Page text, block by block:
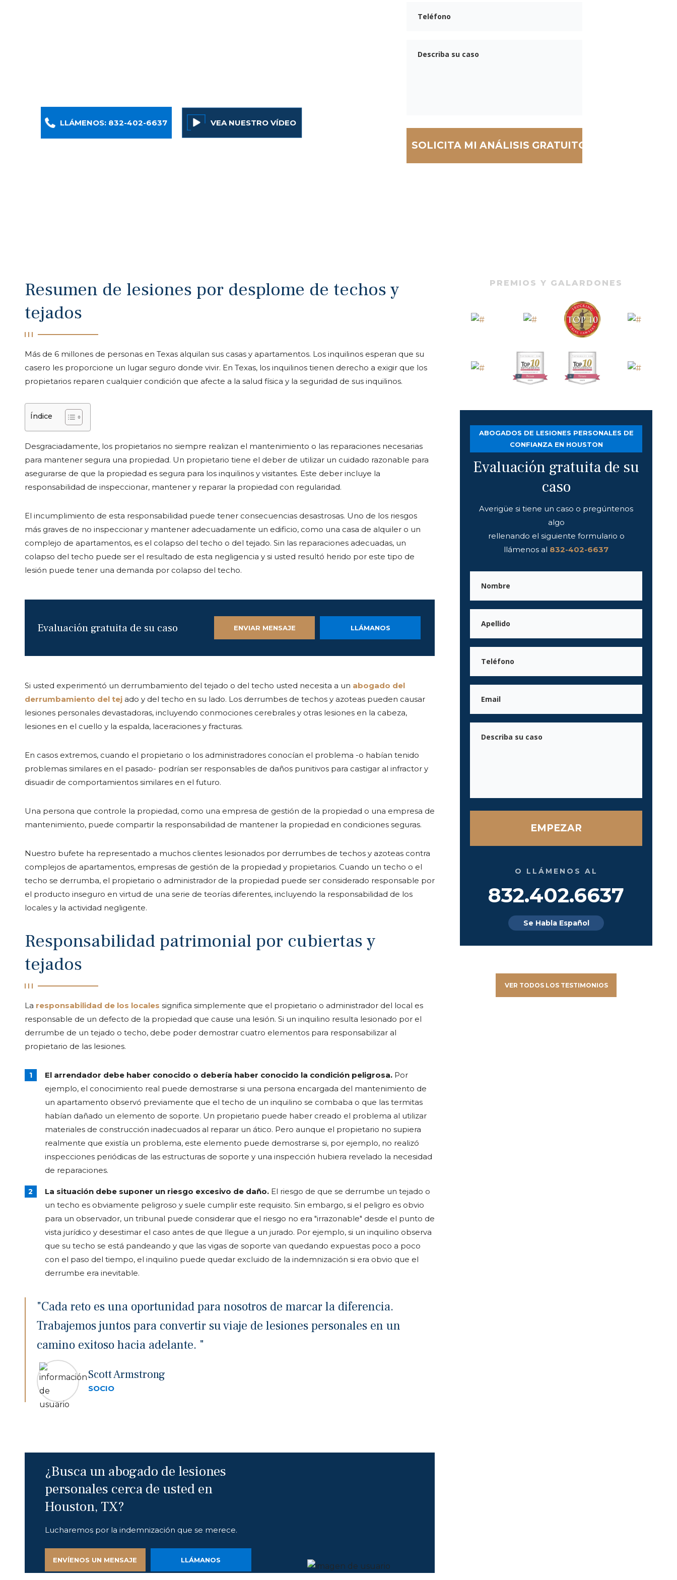
LLÁMENOS: 832-402-6637 VEA NUESTRO VÍDEO
Resumen de lesiones por desplome de techos y
tejados
Más de 6 millones de personas en Texas alquilan sus casas y apartamentos. Los inquilinos esperan que su
casero les proporcione un lugar seguro donde vivir. En Texas, los inquilinos tienen derecho a exigir que los
propietarios reparen cualquier condición que afecte a la salud física y la seguridad de sus inquilinos.
Índice
Desgraciadamente, los propietarios no siempre realizan el mantenimiento o las reparaciones necesarias
para mantener segura una propiedad. Un propietario tiene el deber de utilizar un cuidado razonable para
asegurarse de que la propiedad es segura para los inquilinos y visitantes. Este deber incluye la
responsabilidad de inspeccionar, mantener y reparar la propiedad con regularidad.
El incumplimiento de esta responsabilidad puede tener consecuencias desastrosas. Uno de los riesgos
más graves de no inspeccionar y mantener adecuadamente un edificio, como una casa de alquiler o un
complejo de apartamentos, es el colapso del techo o del tejado. Sin las reparaciones adecuadas, un
colapso del techo puede ser el resultado de esta negligencia y si usted resultó herido por este tipo de
lesión puede tener una demanda por colapso del techo.
Evaluación gratuita de su caso ENVIAR MENSAJE LLÁMANOS
Si usted experimentó un derrumbamiento del tejado o del techo usted necesita a un abogado del
derrumbamiento del tejado y del techo en su lado. Los derrumbes de techos y azoteas pueden causar
lesiones personales devastadoras, incluyendo conmociones cerebrales y otras lesiones en la cabeza,
lesiones en el cuello y la espalda, laceraciones y fracturas.
En casos extremos, cuando el propietario o los administradores conocían el problema -o habían tenido
problemas similares en el pasado- podrían ser responsables de daños punitivos para castigar al infractor y
disuadir de comportamientos similares en el futuro.
Una persona que controle la propiedad, como una empresa de gestión de la propiedad o una empresa de
mantenimiento, puede compartir la responsabilidad de mantener la propiedad en condiciones seguras.
Nuestro bufete ha representado a muchos clientes lesionados por derrumbes de techos y azoteas contra
complejos de apartamentos, empresas de gestión de la propiedad y propietarios. Cuando un techo o el
techo se derrumba, el propietario o administrador de la propiedad puede ser considerado responsable por
el producto inseguro en virtud de una serie de teorías diferentes, incluyendo la responsabilidad de los
locales y la actividad negligente.
Responsabilidad patrimonial por cubiertas y
tejados
La responsabilidad de los locales significa simplemente que el propietario o administrador del local es
responsable de un defecto de la propiedad que cause una lesión. Si un inquilino resulta lesionado por el
derrumbe de un tejado o techo, debe poder demostrar cuatro elementos para responsabilizar al
propietario de las lesiones.
El arrendador debe haber conocido o debería haber conocido la condición peligrosa.Por
ejemplo, el conocimiento real puede demostrarse si una persona encargada del mantenimiento de
un apartamento observó previamente que el techo de un inquilino se combaba o que las termitas
habían dañado un elemento de soporte. Un propietario puede haber creado el problema al utilizar
materiales de construcción inadecuados al reparar un ático. Pero aunque el propietario no supiera
realmente que existía un problema, este elemento puede demostrarse si, por ejemplo, no realizó
inspecciones periódicas de las estructuras de soporte y una inspección hubiera revelado la necesidad
de reparaciones.
La situación debe suponer un riesgo excesivo de daño. El riesgo de que se derrumbe un tejado o
un techo es obviamente peligroso y suele cumplir este requisito. Sin embargo, si el peligro es obvio
para un observador, un tribunal puede considerar que el riesgo no era "irrazonable" desde el punto de
vista jurídico y desestimar el caso antes de que llegue a un jurado. Por ejemplo, si un inquilino observa
que su techo se está pandeando y que las vigas de soporte van quedando expuestas poco a poco
con el paso del tiempo, el inquilino puede quedar excluido de la indemnización si era obvio que el
derrumbe era inevitable.
"Cada reto es una oportunidad para nosotros de marcar la diferencia.
Trabajemos juntos para convertir su viaje de lesiones personales en un
camino exitoso hacia adelante. "
Scott Armstrong
SOCIO
¿Busca un abogado de lesiones
personales cerca de usted en
Houston, TX?
Lucharemos por la indemnización que se merece.
ENVÍENOS UN MENSAJE LLÁMANOS
PREMIOS Y GALARDONES
ABOGADOS DE LESIONES PERSONALES DE
CONFIANZA EN HOUSTON
Evaluación gratuita de su
caso
Averigüe si tiene un caso o pregúntenos
algo
rellenando el siguiente formulario o
llámenos al 832-402-6637
O LLÁMENOS AL
832.402.6637
Se Habla Español
VER TODOS LOS TESTIMONIOS